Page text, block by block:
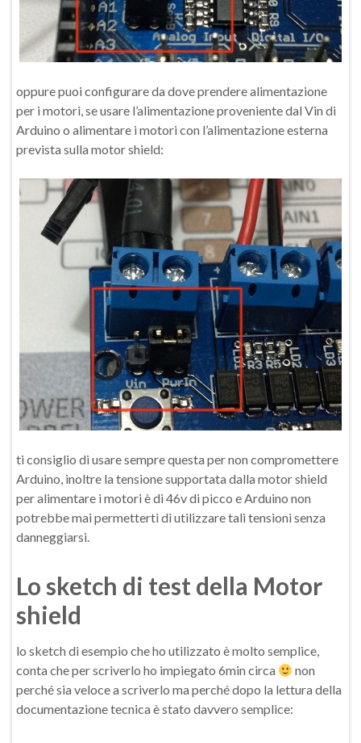
oppure puoi configurare da dove prendere alimentazione
per i motori, se usare l’alimentazione proveniente dal Vin di
Arduino o alimentare i motori con l’alimentazione esterna
prevista sulla motor shield:
ti consiglio di usare sempre questa per non compromettere
Arduino, inoltre la tensione supportata dalla motor shield
per alimentare i motori è di 46v di picco e Arduino non
potrebbe mai permetterti di utilizzare tali tensioni senza
danneggiarsi.
Lo sketch di test della Motor
shield
lo sketch di esempio che ho utilizzato è molto semplice,
conta che per scriverlo ho impiegato 6min circa
non
perché sia veloce a scriverlo ma perché dopo la lettura della
documentazione tecnica è stato davvero semplice: